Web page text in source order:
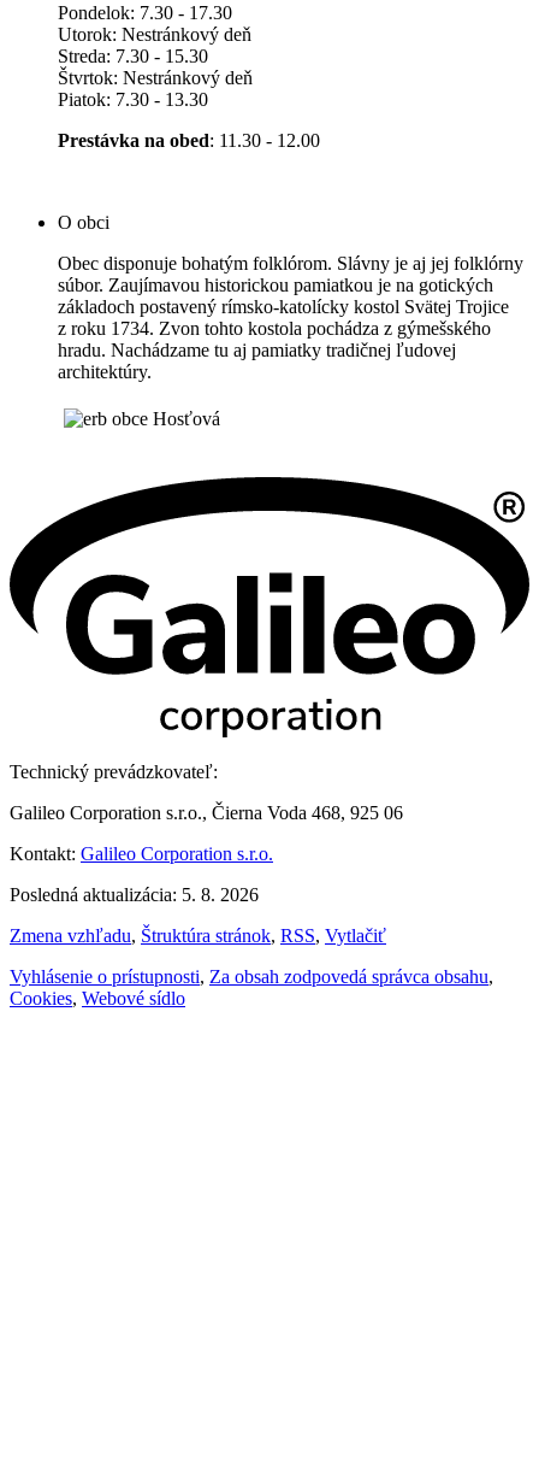
Pondelok: 7.30 - 17.30
Utorok: Nestránkový deň
Streda: 7.30 - 15.30
Štvrtok: Nestránkový deň
Piatok: 7.30 - 13.30
Prestávka na obed: 11.30 - 12.00
O obci
Obec disponuje bohatým folklórom. Slávny je aj jej folklórny
súbor. Zaujímavou historickou pamiatkou je na gotických
základoch postavený rímsko-katolícky kostol Svätej Trojice
z roku 1734. Zvon tohto kostola pochádza z gýmešského
hradu. Nachádzame tu aj pamiatky tradičnej ľudovej
architektúry.
Technický prevádzkovateľ:
Galileo Corporation s.r.o., Čierna Voda 468, 925 06
Kontakt: Galileo Corporation s.r.o.
Posledná aktualizácia: 5. 8. 2026
Zmena vzhľadu, Štruktúra stránok, RSS, Vytlačiť
Vyhlásenie o prístupnosti, Za obsah zodpovedá správca obsahu,
Cookies, Webové sídlo